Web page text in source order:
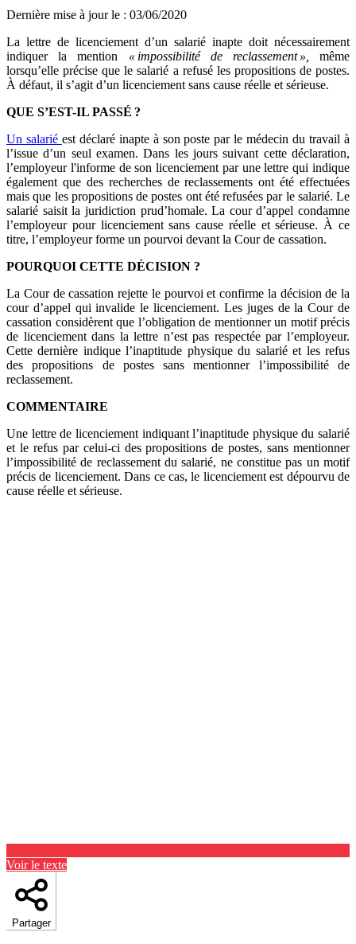
Dernière mise à jour le : 03/06/2020
La lettre de licenciement d’un salarié inapte doit nécessairement
indiquer la mention « impossibilité de reclassement »,
même
lorsqu’elle précise que le salarié a refusé les propositions de postes.
À défaut, il s’agit d’un licenciement sans cause réelle et sérieuse.
QUE S’EST-IL PASSÉ ?
Un salarié est déclaré inapte à son poste par le médecin du travail à
l’issue d’un seul examen. Dans les jours suivant cette déclaration,
l’employeur l'informe de son licenciement par une lettre qui indique
également que des recherches de reclassements ont été effectuées
mais que les propositions de postes ont été refusées par le salarié. Le
salarié saisit la juridiction prud’homale. La cour d’appel condamne
l’employeur pour licenciement sans cause réelle et sérieuse. À ce
titre, l’employeur forme un pourvoi devant la Cour de cassation.
POURQUOI CETTE DÉCISION ?
La Cour de cassation rejette le pourvoi et confirme la décision de la
cour d’appel qui invalide le licenciement. Les juges de la Cour de
cassation considèrent que l’obligation de mentionner un motif précis
de licenciement dans la lettre n’est pas respectée par l’employeur.
Cette dernière indique l’inaptitude physique du salarié et les refus
des propositions de postes sans mentionner l’impossibilité de
reclassement.
COMMENTAIRE
Une lettre de licenciement indiquant l’inaptitude physique du salarié
et le refus par celui-ci des propositions de postes, sans mentionner
l’impossibilité de reclassement du salarié, ne constitue pas un motif
précis de licenciement. Dans ce cas, le licenciement est dépourvu de
cause réelle et sérieuse.
Voir le texte
Partager